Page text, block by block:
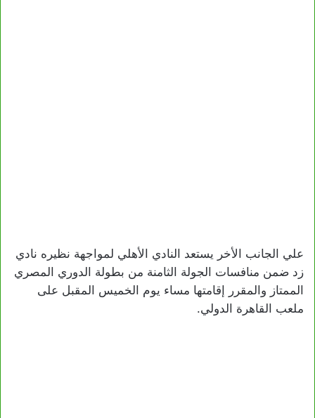
علي الجانب الأخر يستعد النادي الأهلي لمواجهة نظيره نادي
زد ضمن منافسات الجولة الثامنة من بطولة الدوري المصري
الممتاز والمقرر إقامتها مساء يوم الخميس المقبل على
ملعب القاهرة الدولي.